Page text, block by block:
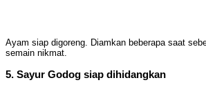
Ayam siap digoreng. Diamkan beberapa saat
semain nikmat.
5. Sayur Godog siap dihidangkan